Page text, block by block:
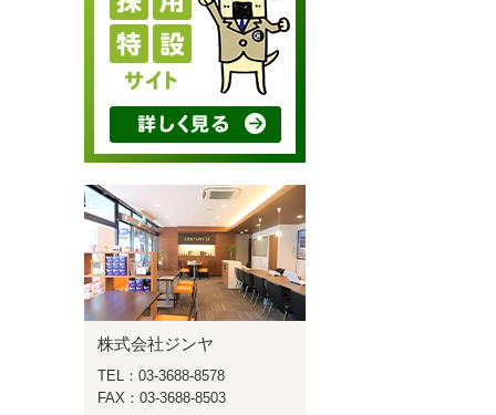
株式会社ジンヤ
TEL：03-3688-8578
FAX：03-3688-8503